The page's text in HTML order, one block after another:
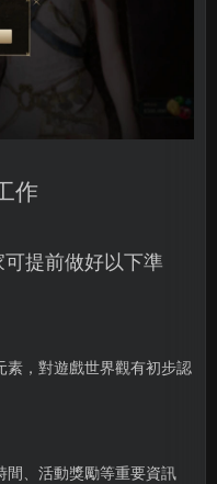
作
提前做好以下準
素，對遊戲世界觀有初步認
間、活動獎勵等重要資訊